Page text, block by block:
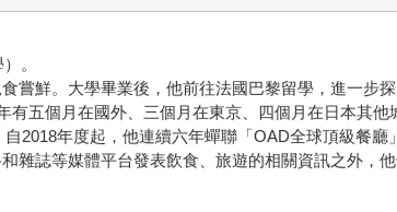
。
鮮。大學畢業後，他前往法國巴黎留學，進一步探
個月在國外、三個月在東京、四個月在日本其他
年度起，他連續六年蟬聯「OAD全球頂級餐廳
雜誌等媒體平台發表飲食、旅遊的相關資訊之外，